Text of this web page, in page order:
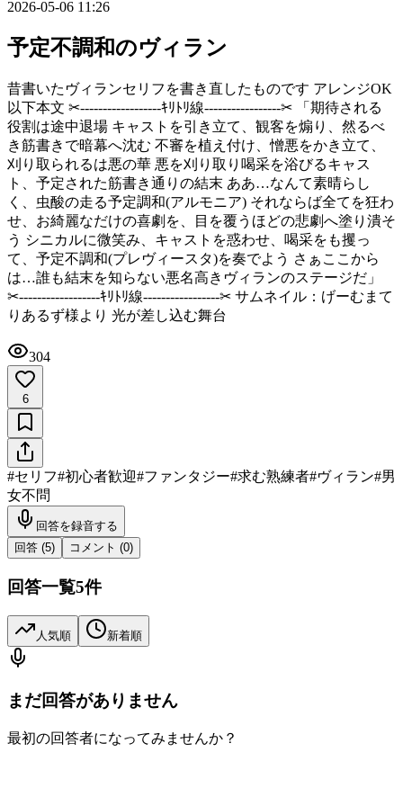
2026-05-06 11:26
予定不調和のヴィラン
昔書いたヴィランセリフを書き直したものです アレンジOK
以下本文‪ ✂︎‬------------------ｷﾘﾄﾘ線-----------------‪✂︎ 「期待される
役割は途中退場 キャストを引き立て、観客を煽り、然るべ
き筋書きで暗幕へ沈む 不審を植え付け、憎悪をかき立て、
刈り取られるは悪の華 悪を刈り取り喝采を浴びるキャス
ト、予定された筋書き通りの結末 ああ…なんて素晴らし
く、虫酸の走る予定調和(アルモニア) それならば全てを狂わ
せ、お綺麗なだけの喜劇を、目を覆うほどの悲劇へ塗り潰そ
う シニカルに微笑み、キャストを惑わせ、喝采をも攫っ
て、予定不調和(プレヴィースタ)を奏でよう さぁここから
は…誰も結末を知らない悪名高きヴィランのステージだ」 ‪
✂︎‬------------------ｷﾘﾄﾘ線-----------------‪✂︎ サムネイル：げーむまて
りあるず様より 光が差し込む舞台
304
6
#セリフ#初心者歓迎#ファンタジー#求む熟練者#ヴィラン#男
女不問
回答を録音する
回答 (5) コメント (0)
回答一覧5件
人気順 新着順
まだ回答がありません
最初の回答者になってみませんか？